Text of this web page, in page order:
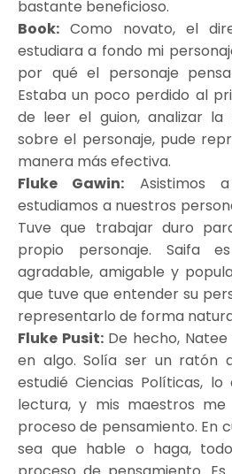
bastante beneficioso.
Book: Como novato, el
estudiara a fondo mi
por qué el personaje
Estaba un poco perdido al
de leer el guion, analizar
sobre el personaje, pude
manera más efectiva.
Fluke Gawin: Asistimos
estudiamos a nuestros
Tuve que trabajar duro
propio personaje. Saifa
agradable, amigable y
que tuve que entender su
representarlo de forma
Fluke Pusit: De hecho,
en algo. Solía ser un ratón
estudié Ciencias Políticas,
lectura, y mis maestros
proceso de pensamiento. En
sea que hable o haga,